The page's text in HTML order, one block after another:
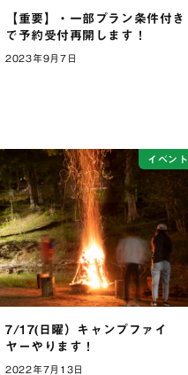
【重要】・一部プラン条件付き
で予約受付再開します！
2023年9月7日
イベント
7/17(日曜）キャンプファイ
ヤーやります！
2022年7月13日